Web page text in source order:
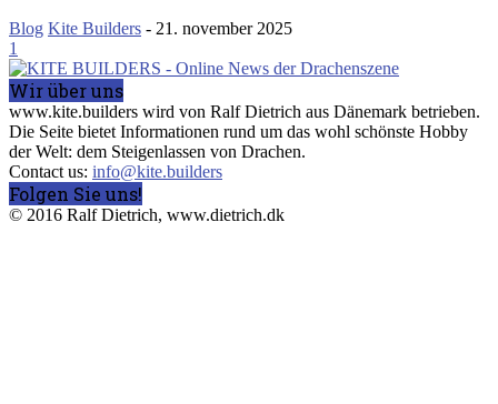
Blog Kite Builders - 21. november 2025
1
Wir über uns
www.kite.builders wird von Ralf Dietrich aus Dänemark betrieben.
Die Seite bietet Informationen rund um das wohl schönste Hobby
der Welt: dem Steigenlassen von Drachen.
Contact us: info@kite.builders
Folgen Sie uns!
© 2016 Ralf Dietrich, www.dietrich.dk